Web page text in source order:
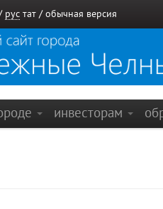
рус тат / обычная версия
инвесторам